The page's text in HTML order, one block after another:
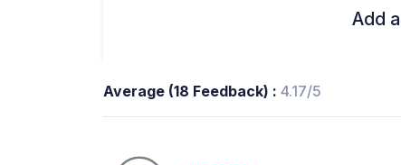
Add
Average (18 Feedback) : 4.17/5